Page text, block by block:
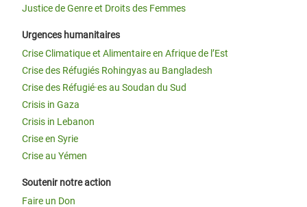
Justice de Genre et Droits des Femmes
Urgences humanitaires
Crise Climatique et Alimentaire en Afrique de l’Est
Crise des Réfugiés Rohingyas au Bangladesh
Crise des Réfugié·es au Soudan du Sud
Crisis in Gaza
Crisis in Lebanon
Crise en Syrie
Crise au Yémen
Soutenir notre action
Faire un Don